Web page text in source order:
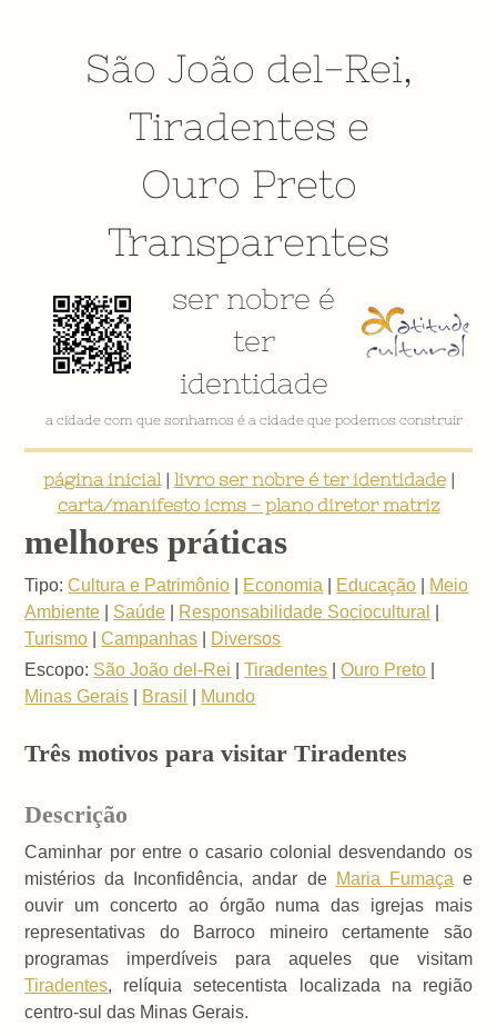
São João del-Rei,
Tiradentes e
Ouro Preto
Transparentes
ser nobre é
ter
identidade
a cidade com que sonhamos é a cidade que podemos construir
página inicial| livro ser nobre é ter identidade|
carta/manifesto icms - plano diretor matriz
melhores práticas
Tipo: Cultura e Patrimônio Economia Educação
Meio
Ambiente
Saúde Responsabilidade Sociocultural
Turismo |Campanhas
Diversos
Escopo: São João del-Rei |Tiradentes |Ouro Preto
Minas Gerais
Brasil Mundo
Três motivos para visitar Tiradentes
Descrição
Caminhar por entre o casario colonial desvendando os
mistérios da Inconfidência, andar de Maria Fumaça e
ouvir um concerto ao órgão numa das igrejas mais
representativas do Barroco mineiro certamente são
programas imperdíveis para aqueles que visitam
Tiradentes, relíquia setecentista localizada na região
centro-sul das Minas Gerais.